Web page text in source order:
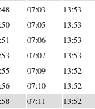
07:03 13:53
07:05 13:53
07:06 13:53
07:07 13:53
07:09 13:52
07:10 13:52
07:11 13:52